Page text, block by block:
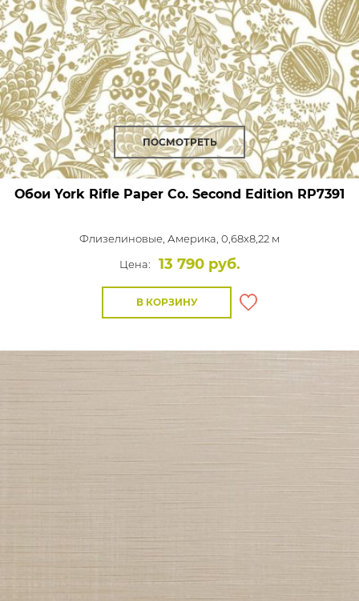
ПОСМОТРЕТЬ
Обои York Rifle Paper Co. Second Edition RP7391
Флизелиновые, Америка, 0,68x8,22 м
Цена:
13 790 руб.
В КОРЗИНУ